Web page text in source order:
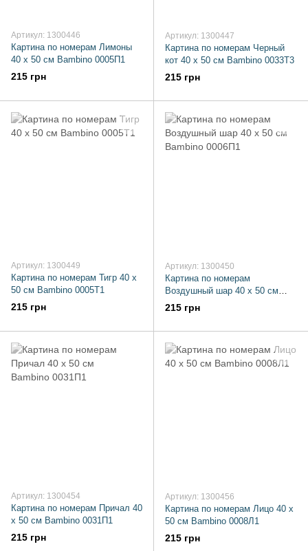
Артикул: 1300446
Картина по номерам Лимоны
40 х 50 см Bambino 0005П1
215 грн
Артикул: 1300447
Картина по номерам Черный
кот 40 х 50 см Bambino 0033Т3
215 грн
Артикул: 1300449
Картина по номерам Тигр 40 х
50 см Bambino 0005T1
215 грн
Артикул: 1300450
Картина по номерам
Воздушный шар 40 х 50 см
Bambino 0006П1
215 грн
Артикул: 1300454
Картина по номерам Причал 40
х 50 см Bambino 0031П1
215 грн
Артикул: 1300456
Картина по номерам Лицо 40 х
50 см Bambino 0008Л1
215 грн